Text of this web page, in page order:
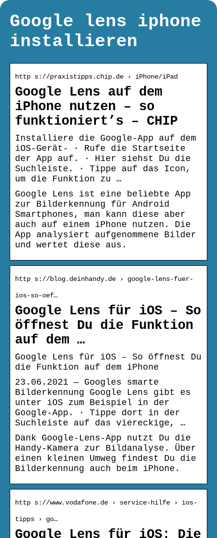
Google lens iphone
installieren
http s://praxistipps.chip.de › iPhone/iPad
Google Lens auf dem
iPhone nutzen – so
funktioniert’s – CHIP
Installiere die Google-App auf dem
iOS-Gerät- · Rufe die Startseite
der App auf. · Hier siehst Du die
Suchleiste. · Tippe auf das Icon,
um die Funktion zu …
Google Lens ist eine beliebte App
zur Bilderkennung für Android
Smartphones, man kann diese aber
auch auf einem iPhone nutzen. Die
App analysiert aufgenommene Bilder
und wertet diese aus.
http s://blog.deinhandy.de › google-lens-fuer-
ios-so-oef…
Google Lens für iOS – So
öffnest Du die Funktion
auf dem …
Google Lens für iOS – So öffnest Du
die Funktion auf dem iPhone
23.06.2021 — Googles smarte
Bilderkennung Google Lens gibt es
unter iOS zum Beispiel in der
Google-App. · Tippe dort in der
Suchleiste auf das viereckige, …
Dank Google-Lens-App nutzt Du die
Handy-Kamera zur Bildanalyse. Über
einen kleinen Umweg findest Du die
Bilderkennung auch beim iPhone.
http s://www.vodafone.de › service-hilfe › ios-
tipps › go…
Google Lens für iOS: Die